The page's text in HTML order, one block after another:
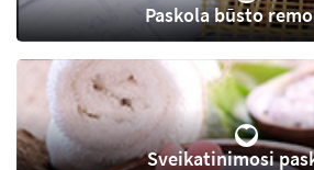
Paskola būsto
Sveikatinimosi